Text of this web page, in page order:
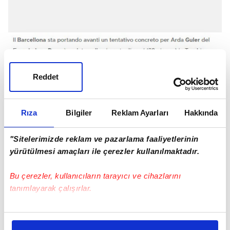
Rıza Bilgiler Reklam Ayarları Hakkında
"Sitelerimizde reklam ve pazarlama faaliyetlerinin
yürütülmesi amaçları ile çerezler kullanılmaktadır.
Bu çerezler, kullanıcıların tarayıcı ve cihazlarını
tanımlayarak çalışırlar.
Bu çerezlere izin vermeniz halinde sizlere özel
Reddet